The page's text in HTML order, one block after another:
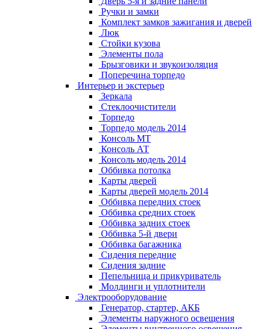
Ручки и замки
Комплект замков зажигания и дверей
Люк
Стойки кузова
Элементы пола
Брызговики и звукоизоляция
Поперечина торпедо
Интерьер и экстерьер
Зеркала
Стеклоочистители
Торпедо
Торпедо модель 2014
Консоль МТ
Консоль АТ
Консоль модель 2014
Оббивка потолка
Карты дверей
Карты дверей модель 2014
Оббивка передних стоек
Оббивка средних стоек
Оббивка задних стоек
Оббивка 5-й двери
Оббивка багажника
Сидения передние
Сидения задние
Пепельница и прикуриватель
Молдинги и уплотнители
Электрооборудование
Генератор, стартер, АКБ
Элементы наружного освещения